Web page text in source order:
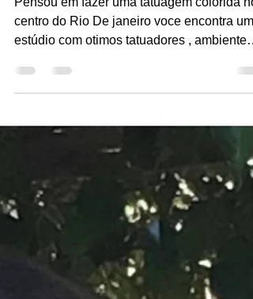
de janeiro/ tattoo centro rj
Pensou em fazer uma tatuagem colorida no
estúdio com otimos tatuadores , ambiente
agradável,...